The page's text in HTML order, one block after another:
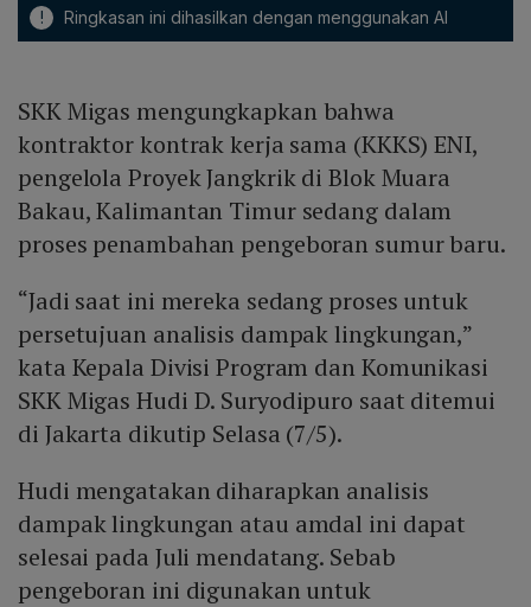
! Ringkasan ini dihasilkan dengan menggunakan AI
SKK Migas mengungkapkan bahwa
kontraktor kontrak kerja sama (KKKS) ENI,
pengelola Proyek Jangkrik di Blok Muara
Bakau, Kalimantan Timur sedang dalam
proses penambahan pengeboran sumur baru.
“Jadi saat ini mereka sedang proses untuk
persetujuan analisis dampak lingkungan,”
kata Kepala Divisi Program dan Komunikasi
SKK Migas Hudi D. Suryodipuro saat ditemui
di Jakarta dikutip Selasa (7/5).
Hudi mengatakan diharapkan analisis
dampak lingkungan atau amdal ini dapat
selesai pada Juli mendatang. Sebab
pengeboran ini digunakan untuk